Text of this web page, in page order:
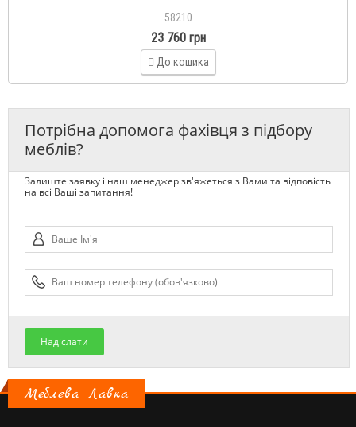
58210
23 760 грн
До кошика
Потрібна допомога фахівця з підбору
меблів?
Залиште заявку і наш менеджер зв'яжеться з Вами та відповість
на всі Ваші запитання!
Надіслати
Меблева Лавка